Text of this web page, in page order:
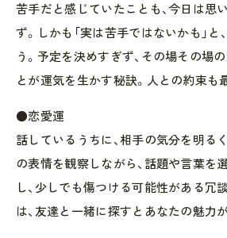
苦手だと感じていたことも、今日は思
ず。しかも「実は苦手ではないかも」と
う。予定を決めすぎず、その場その場
とが運気を生かす秘訣。人との約束も
●恋愛運
話しているうちに、相手の気分を明る
の表情を観察しながら、話題や言葉を
し、少しでも傷つける可能性がある冗
は、友達と一緒に探すとあなたの魅力